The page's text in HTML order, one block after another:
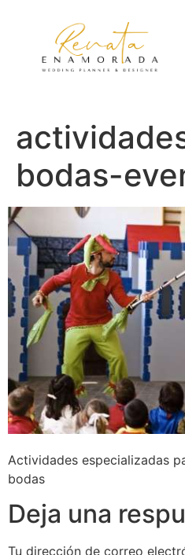
bodas-
Actividades especializadas
bodas
Deja una
Tu dirección de correo